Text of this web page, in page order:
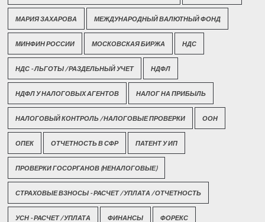
МАРИЯ ЗАХАРОВА МЕЖДУНАРОДНЫЙ ВАЛЮТНЫЙ ФОНД
МИНФИН РОССИИ МОСКОВСКАЯ БИРЖА НДС
НДС - ЛЬГОТЫ / РАЗДЕЛЬНЫЙ УЧЕТ НДФЛ
НДФЛ У НАЛОГОВЫХ АГЕНТОВ НАЛОГ НА ПРИБЫЛЬ
НАЛОГОВЫЙ КОНТРОЛЬ / НАЛОГОВЫЕ ПРОВЕРКИ ООН
ОПЕК ОТЧЕТНОСТЬ В СФР ПАТЕНТ У ИП
ПРОВЕРКИ ГОСОРГАНОВ (НЕНАЛОГОВЫЕ)
СТРАХОВЫЕ ВЗНОСЫ - РАСЧЕТ / УПЛАТА / ОТЧЕТНОСТЬ
УСН - РАСЧЕТ / УПЛАТА ФИНАНСЫ ФОРЕКС